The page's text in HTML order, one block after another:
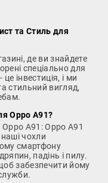
та Стиль для
де ви знайдете
спеціально для
інвестиція, і ми
стильний вигляд,
Oppo A91?
A91: Oppo A91
наші чохли
смартфону
падінь і пилу.
забезпечити йому